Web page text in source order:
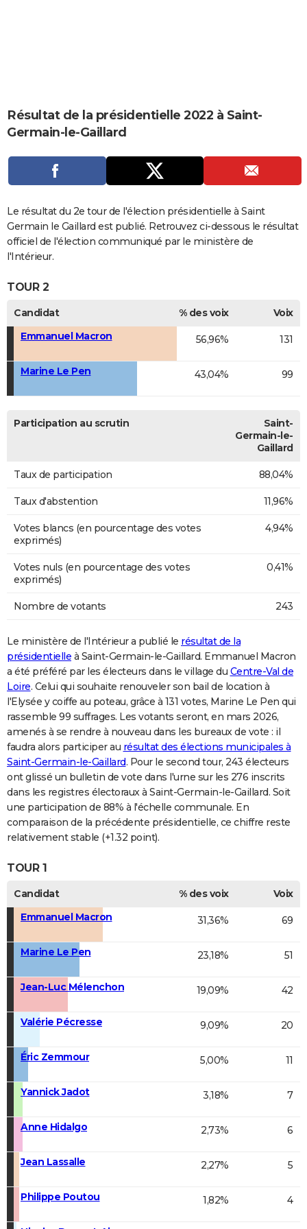
DICTIONNAIRE
PROGRAMME TV
COPAINS D'AVANT
S'inscrire
Se connecter
Lycées
Collèges
Primaires
Universités
Entreprises
Service militaire
Avis de recherche
AVIS DE DÉCÈS
FORUM
Bricolage
Lifestyle
Culture
Sport
Auto
Television
Voyage
Cinema
Résultat de la présidentielle 2022 à Saint-
Germain-le-Gaillard
Le résultat du 2e tour de l'élection présidentielle à Saint
Germain le Gaillard est publié. Retrouvez ci-dessous le résultat
officiel de l'élection communiqué par le ministère de
l'Intérieur.
TOUR 2
Candidat % des voix
Voix
Emmanuel Macron
56,96% 131
Marine Le Pen 43,04% 99
Participation au scrutin
Saint-
Germain-le-
Gaillard
Taux de participation 88,04%
Taux d'abstention 11,96%
Votes blancs (en pourcentage des votes
exprimés)
4,94%
Votes nuls (en pourcentage des votes
exprimés)
0,41%
Nombre de votants 243
Le ministère de l'Intérieur a publié le résultat de la
présidentielle à Saint-Germain-le-Gaillard. Emmanuel Macron
a été préféré par les électeurs dans le village du Centre-Val de
Loire. Celui qui souhaite renouveler son bail de location à
l'Elysée y coiffe au poteau, grâce à 131 votes, Marine Le Pen qui
rassemble 99 suffrages. Les votants seront, en mars 2026,
amenés à se rendre à nouveau dans les bureaux de vote : il
faudra alors participer au résultat des élections municipales à
Saint-Germain-le-Gaillard. Pour le second tour, 243 électeurs
ont glissé un bulletin de vote dans l'urne sur les 276 inscrits
dans les registres électoraux à Saint-Germain-le-Gaillard. Soit
une participation de 88% à l'échelle communale. En
comparaison de la précédente présidentielle, ce chiffre reste
relativement stable (+1.32 point).
TOUR 1
Candidat % des voix
Voix
Emmanuel Macron
31,36% 69
Marine Le Pen 23,18% 51
Jean-Luc Mélenchon 19,09% 42
Valérie Pécresse 9,09% 20
Éric Zemmour 5,00% 11
Yannick Jadot 3,18% 7
Anne Hidalgo 2,73% 6
Jean Lassalle 2,27% 5
Philippe Poutou 1,82% 4